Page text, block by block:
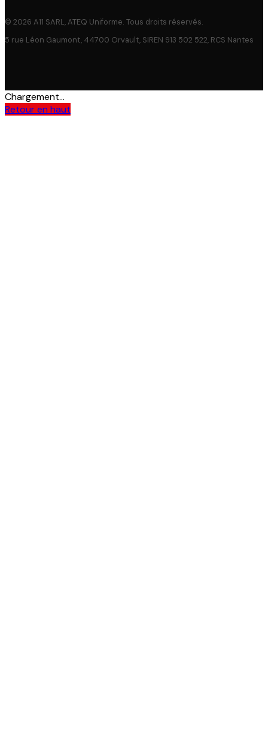
© 2026 A11 SARL, ATEQ Uniforme. Tous droits réservés.
5 rue Léon Gaumont, 44700 Orvault, SIREN 913 502 522, RCS Nantes
Chargement...
Retour en haut